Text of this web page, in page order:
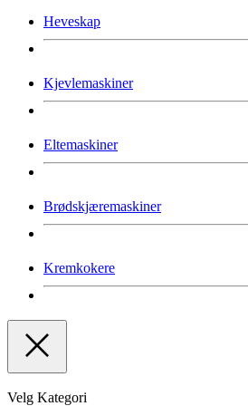
Heveskap
Kjevlemaskiner
Eltemaskiner
Brødskjæremaskiner
Kremkokere
Velg Kategori